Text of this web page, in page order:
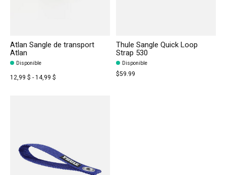
Atlan Sangle de transport
Atlan
Disponible
12,99 $ - 14,99 $
Thule Sangle Quick Loop
Strap 530
Disponible
$59.99